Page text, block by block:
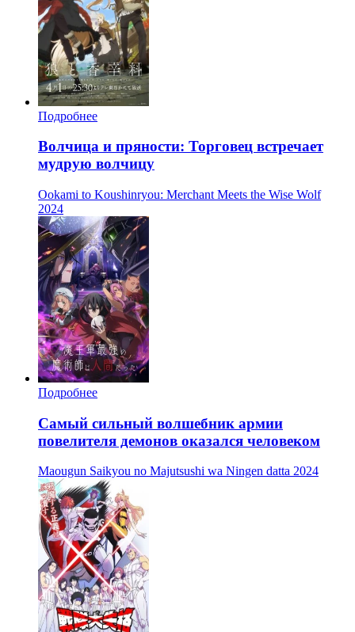
Подробнее
Волчица и пряности: Торговец встречает
мудрую волчицу
Ookami to Koushinryou: Merchant Meets the Wise Wolf
2024
Подробнее
Самый сильный волшебник армии
повелителя демонов оказался человеком
Maougun Saikyou no Majutsushi wa Ningen datta 2024